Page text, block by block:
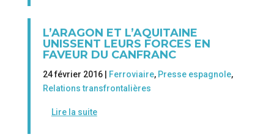
L’ARAGON ET L’AQUITAINE
UNISSENT LEURS FORCES EN
FAVEUR DU CANFRANC
24 février 2016 | Ferroviaire, Presse espagnole,
Relations transfrontalières
Lire la suite